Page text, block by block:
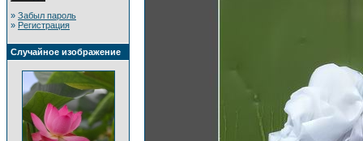
» Забыл пароль
» Регистрация
Случайное изображение